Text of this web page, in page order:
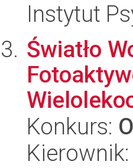
Instytut
Światło
Konkurs: